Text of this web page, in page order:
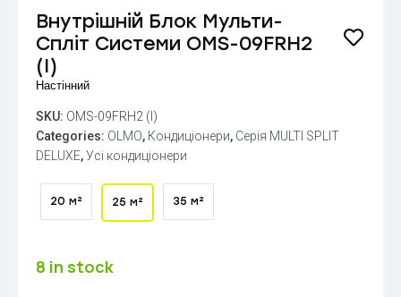
Внутрішній Блок Мульти-
Спліт Системи OMS-09FRH2
(I)
Настінний
SKU: OMS-09FRH2 (I)
Categories: OLMO, Кондиціонери, Серія MULTI SPLIT
DELUXE,Усі кондиціонери
20 м² 25 м² 35 м²
8 in stock